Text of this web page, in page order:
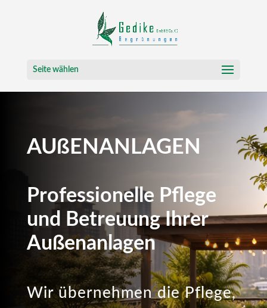
Seite wählen
AUßENANLAGEN
Professionelle Pflege
und Betreuung Ihrer
Außenanlagen
Wir übernehmen die Pflege,